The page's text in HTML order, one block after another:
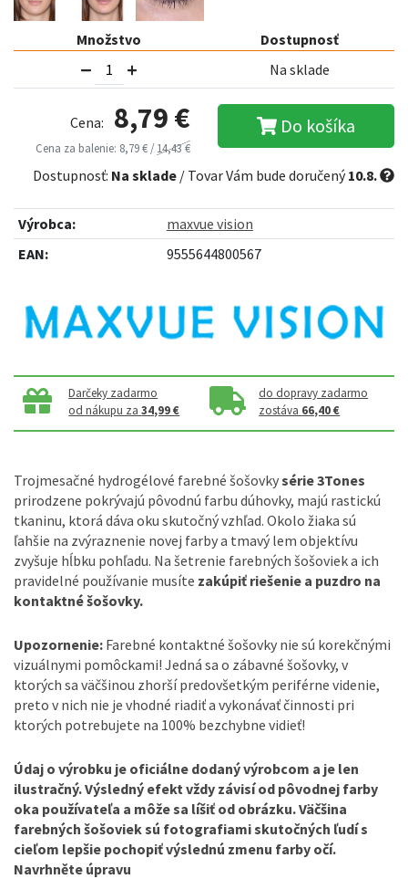
Množstvo
Dostupnosť
Na sklade
Cena: 8,79 €
Cena za balenie: 8,79 € /14,43 €
Do košíka
Dostupnosť: Na sklade / Tovar Vám bude doručený10.8.
Výrobca:
maxvue vision
EAN:
9555644800567
Darčeky zadarmo
od nákupu za34,99 €
do dopravy zadarmo
zostáva 66,40 €
Trojmesačné hydrogélové farebné šošovkysérie 3Tones
prirodzene pokrývajú pôvodnú farbu dúhovky, majú rastickú
tkaninu, ktorá dáva oku skutočný vzhľad. Okolo žiaka sú
ľahšie na zvýraznenie novej farby a tmavý lem objektívu
zvyšuje hĺbku pohľadu. Na šetrenie farebných šošoviek a ich
pravidelné používanie musíte zakúpiť riešenie a puzdro na
kontaktné šošovky.
Upozornenie: Farebné kontaktné šošovky nie sú korekčnými
vizuálnymi pomôckami! Jedná sa o zábavné šošovky, v
ktorých sa väčšinou zhorší predovšetkým periférne videnie,
preto v nich nie je vhodné riadiť a vykonávať činnosti pri
ktorých potrebujete na 100% bezchybne vidieť!
Údaj o výrobku je oficiálne dodaný výrobcom a je len
ilustračný. Výsledný efekt vždy závisí od pôvodnej farby
oka používateľa a môže sa líšiť od obrázku. Väčšina
farebných šošoviek sú fotografiami skutočných ľudí s
cieľom lepšie pochopiť výslednú zmenu farby očí.
Navrhněte úpravu